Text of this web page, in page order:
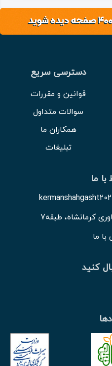
دسترسی سریع
قوانین و مقررات
سوالات متداول
همکاران ما
تبلیغات
با ما
کرمانشاه، طبقه7
ما
کنید